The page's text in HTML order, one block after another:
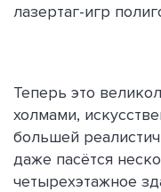
лазертаг-игр
Теперь это
холмами,
большей
даже пасётся
четырехэтажное